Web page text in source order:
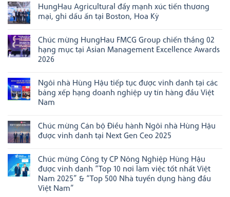
bình
luận
ở
Hùng
Hậu
đạt
danh
nghiệp
đạt
chuẩn
Văn
hóa
Việt
Nam”
năm
HungHau Agricultural đẩy mạnh xúc tiến thương
mại, ghi dấu ấn tại Boston, Hoa Kỳ
bình
luận
ở
HungHau
mạnh
xúc
tiến
thương
mại,
ấn
tại
Boston,
Chúc mừng HungHau FMCG Group chiến thắng 02
hạng mục tại Asian Management Excellence Awards
2026
bình
luận
ở
Chúc
FMCG
Group
chiến
hạng
mục
tại
Asian
Management
Excellence
Ngôi nhà Hùng Hậu tiếp tục được vinh danh tại các
bảng xếp hạng doanh nghiệp uy tín hàng đầu Việt
Nam
bình
luận
ở
Hùng
Hậu
tiếp
tục
được
vinh
Chúc mừng Cán bộ Điều hành Ngôi nhà Hùng Hậu
được vinh danh tại Next Gen Ceo 2025
bình
luận
ở
Chúc
mừng
Cán
Chúc mừng Công ty CP Nông Nghiệp Hùng Hậu
được vinh danh “Top 10 nơi làm việc tốt nhất Việt
Nam 2025” & “Top 500 Nhà tuyển dụng hàng đầu
Việt Nam”